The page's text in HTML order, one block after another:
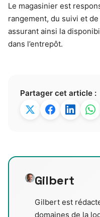
Le magasinier est
rangement, du suivi et
assurant ainsi la
dans l’entrepôt.
Partager cet article :
Gilbert
Gilbert est
domaines de la